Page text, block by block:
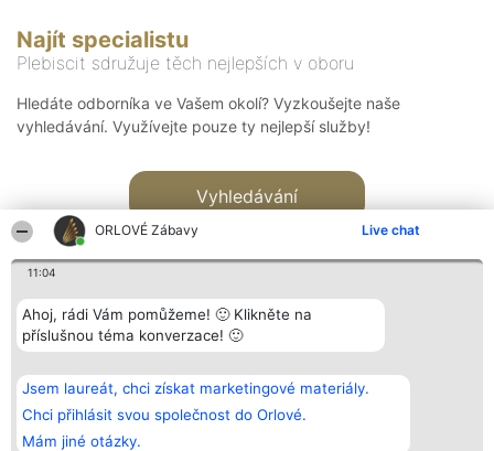
ORLOVÉ Zábavy Live chat
11:04
Ahoj, rádi Vám pomůžeme! 🙂 Klikněte na
příslušnou téma konverzace! 🙂
Jsem laureát, chci získat marketingové materiály.
Chci přihlásit svou společnost do Orlové.
Mám jiné otázky.
Najít specialistu
Plebiscit sdružuje těch nejlepších v oboru
Hledáte odborníka ve Vašem okolí? Vyzkoušejte naše
vyhledávání. Využívejte pouze ty nejlepší služby!
Vyhledávání
Bright Side Solutions sp. z o.
o. sp. k.
ul. Ruska 22
Wrocław 50-079
KRS 0000749100 | Regon
Vítězové
Seznam všech
laureátů
Zásady
Kontakt